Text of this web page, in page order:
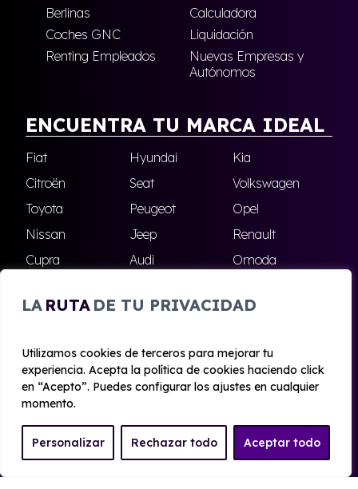
LA RUTA DE TU PRIVACIDAD
Utilizamos cookies de terceros para mejorar tu
experiencia. Acepta la política de cookies haciendo click
en “Acepto”. Puedes configurar los ajustes en cualquier
momento.
Personalizar Rechazar todo Aceptar todo
Berlinas
Calculadora
Coches GNC
Liquidación
Renting Empleados
Nuevas Empresas y
Autónomos
ENCUENTRA TU MARCA IDEAL
Fiat Hyundai
Kia
Citroën
Seat
Volkswagen
Toyota
Peugeot
Opel
Nissan
Jeep
Renault
Cupra
Audi
Omoda
Skoda
Ford Todas las marcas
© 2020 - 2026 Alhambra Renting
Aviso legal y Privacidad